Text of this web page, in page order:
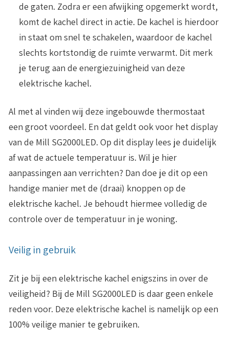
de gaten. Zodra er een afwijking opgemerkt wordt,
komt de kachel direct in actie. De kachel is hierdoor
in staat om snel te schakelen, waardoor de kachel
slechts kortstondig de ruimte verwarmt. Dit merk
je terug aan de energiezuinigheid van deze
elektrische kachel.
Al met al vinden wij deze ingebouwde thermostaat
een groot voordeel. En dat geldt ook voor hetdisplay
van de Mill SG2000LED. Op dit display lees je duidelijk
af wat de actuele temperatuur is. Wil je hier
aanpassingen aan verrichten? Dan doe je dit op een
handige manier met de (draai) knoppen op de
elektrische kachel. Je behoudt hiermee volledig de
controle over de temperatuur in je woning.
Veilig in gebruik
Zit je bij een elektrische kachel enigszins in over de
veiligheid? Bij de Mill SG2000LED is daar geen enkele
reden voor. Deze elektrische kachel is namelijk op een
100% veilige manier te gebruiken.